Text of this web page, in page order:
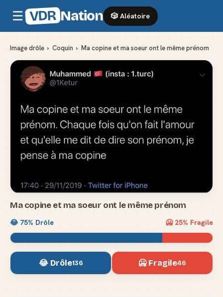
☰ VDR Nation 🎲 Aléatoire
Image drôle › Coquin › Ma copine et ma soeur ont le même prénom
Ma copine et ma soeur ont le même prénom
😂 75% Drôle 🥶 25% Fragile
😂 Drôle136 🥶 Fragile46